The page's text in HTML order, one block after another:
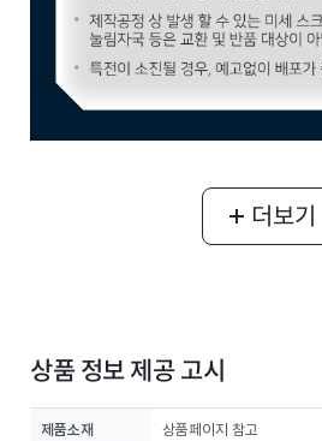
더보기
상품 정보 제공 고시
제품소재 상품페이지 참고